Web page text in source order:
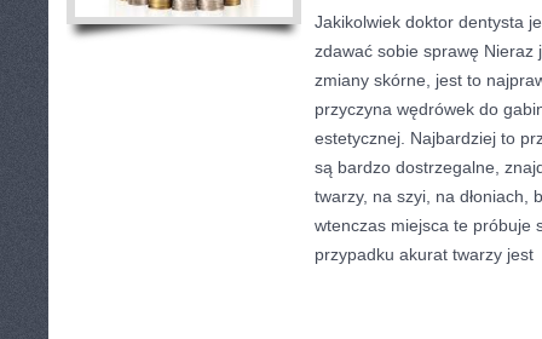
Jakikolwiek doktor dentysta
zdawać sobie sprawę Nieraz
zmiany skórne, jest to
przyczyna wędrówek do
estetycznej. Najbardziej to
są bardzo dostrzegalne,
twarzy, na szyi, na dłoniach,
wtenczas miejsca te próbuje
przypadku akurat twarzy jest